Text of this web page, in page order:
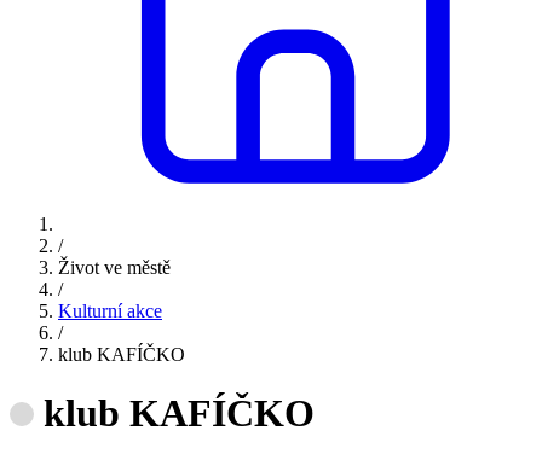
/
Život ve městě
/
Kulturní akce
/
klub KAFÍČKO
klub KAFÍČKO